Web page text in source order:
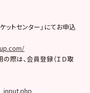
ットセンター」にてお申込
際は、会員登録（ＩＤ取